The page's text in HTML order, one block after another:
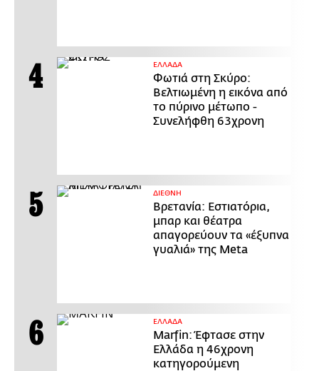
ΕΛΛΑΔΑ
Φωτιά στη Σκύρο:
Βελτιωμένη η εικόνα από
το πύρινο μέτωπο -
Συνελήφθη 63χρονη
ΔΙΕΘΝΗ
Βρετανία: Εστιατόρια,
μπαρ και θέατρα
απαγορεύουν τα «έξυπνα
γυαλιά» της Meta
ΕΛΛΑΔΑ
Marfin: Έφτασε στην
Ελλάδα η 46χρονη
κατηγορούμενη